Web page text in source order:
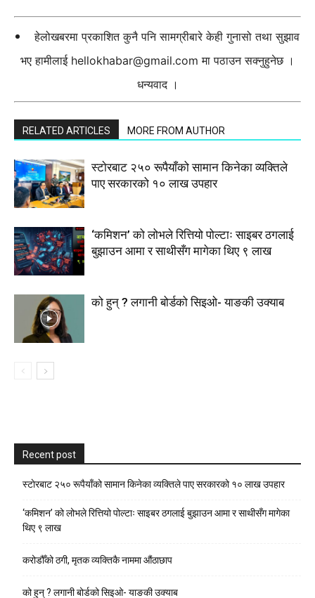
हेलोखबरमा प्रकाशित कुनै पनि सामग्रीबारे केही गुनासो तथा सुझाव
भए हामीलाई hellokhabar@gmail.com मा पठाउन सक्नुहुनेछ ।
धन्यवाद ।
RELATED ARTICLES MORE FROM AUTHOR
स्टाेरबाट २५० रूपैयाँको सामान किनेका व्यक्तिले
पाए सरकारको १० लाख उपहार
‘कमिशन’ को लोभले रित्तियो पोल्टाः साइबर ठगलाई
बुझाउन आमा र साथीसँग मागेका थिए ९ लाख
को हुन् ? लगानी बोर्डको सिइओ- याङकी उक्याब
Recent post
स्टाेरबाट २५० रूपैयाँको सामान किनेका व्यक्तिले पाए सरकारको १० लाख उपहार
‘कमिशन’ को लोभले रित्तियो पोल्टाः साइबर ठगलाई बुझाउन आमा र साथीसँग मागेका
थिए ९ लाख
करोडौँको ठगी, मृतक व्यक्तिकै नाममा औंठाछाप
को हुन् ? लगानी बोर्डको सिइओ- याङकी उक्याब